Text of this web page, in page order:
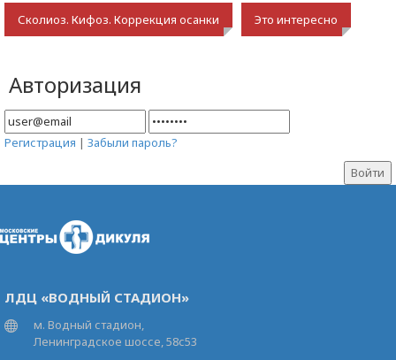
Сколиоз. Кифоз. Коррекция осанки Это интересно
Авторизация
Регистрация | Забыли пароль?
ЛДЦ «ВОДНЫЙ СТАДИОН»
м. Водный стадион,
Ленинградское шоссе, 58с53